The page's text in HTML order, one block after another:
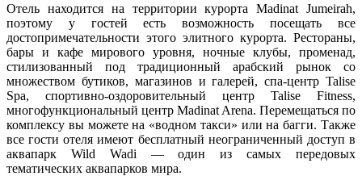
Отель находится на территории курорта Madinat Jumeirah,
поэтому у гостей есть возможность посещать все
достопримечательности этого элитного курорта. Рестораны,
бары и кафе мирового уровня, ночные клубы, променад,
стилизованный под традиционный арабский рынок со
множеством бутиков, магазинов и галерей, спа-центр Talise
Spa, спортивно-оздоровительный центр Talise Fitness,
многофункциональный центр Madinat Arena. Перемещаться по
комплексу вы можете на «водном такси» или на багги. Также
все гости отеля имеют бесплатный неограниченный доступ в
аквапарк Wild Wadi — один из самых передовых
тематических аквапарков мира.